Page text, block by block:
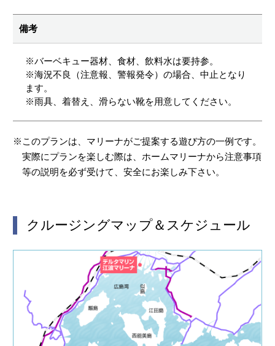
備考
※バーベキュー器材、食材、飲料水は要持参。
※海況不良（注意報、警報発令）の場合、中止となり
ます。
※雨具、着替え、滑らない靴を用意してください。
※このプランは、マリーナがご提案する遊び方の一例です。
実際にプランを楽しむ際は、ホームマリーナから注意事項
等の説明を必ず受けて、安全にお楽しみ下さい。
クルージングマップ＆スケジュール